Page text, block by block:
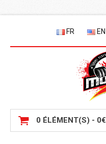
FR EN
0 ÉLÉMENT(S) - 0€